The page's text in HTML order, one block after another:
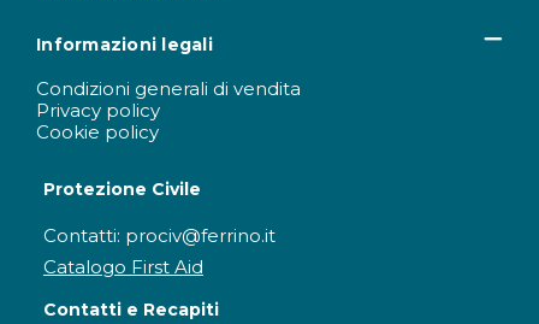
Informazioni legali
Condizioni generali di vendita
Privacy policy
Cookie policy
Protezione Civile
Contatti: prociv@ferrino.it
Catalogo First Aid
Contatti e Recapiti